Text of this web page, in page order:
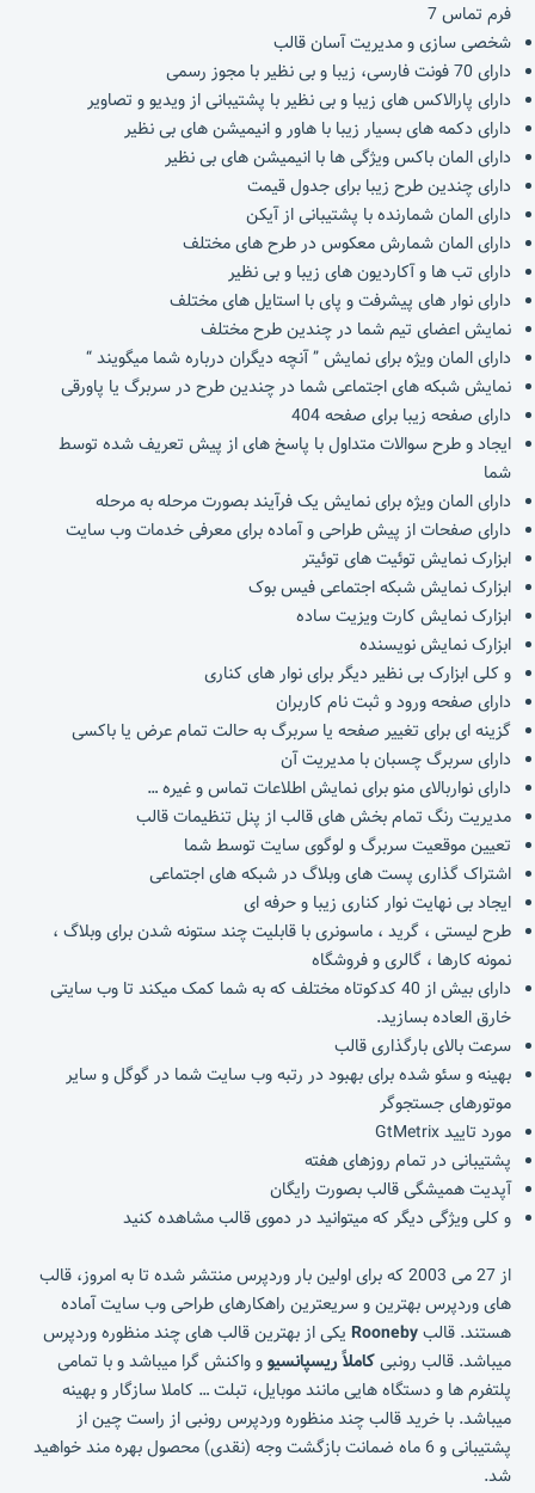
فرم تماس 7
شخصی سازی و مدیریت آسان قالب
دارای 70 فونت فارسی، زیبا و بی نظیر با مجوز رسمی
دارای پارالاکس های زیبا و بی نظیر با پشتیبانی از ویدیو و تصاویر
دارای دکمه های بسیار زیبا با هاور و انیمیشن های بی نظیر
دارای المان باکس ویژگی ها با انیمیشن های بی نظیر
دارای چندین طرح زیبا برای جدول قیمت
دارای المان شمارنده با پشتیبانی از آیکن
دارای المان شمارش معکوس در طرح های مختلف
دارای تب ها و آکاردیون های زیبا و بی نظیر
دارای نوار های پیشرفت و پای با استایل های مختلف
نمایش اعضای تیم شما در چندین طرح مختلف
دارای المان ویژه برای نمایش ” آنچه دیگران درباره شما میگویند “
نمایش شبکه های اجتماعی شما در چندین طرح در سربرگ یا پاورقی
دارای صفحه زیبا برای صفحه 404
ایجاد و طرح سوالات متداول با پاسخ های از پیش تعریف شده توسط
شما
دارای المان ویژه برای نمایش یک فرآیند بصورت مرحله به مرحله
دارای صفحات از پیش طراحی و آماده برای معرفی خدمات وب سایت
ابزارک نمایش توئیت های توئیتر
ابزارک نمایش شبکه اجتماعی فیس بوک
ابزارک نمایش کارت ویزیت ساده
ابزارک نمایش نویسنده
و کلی ابزارک بی نظیر دیگر برای نوار های کناری
دارای صفحه ورود و ثبت نام کاربران
گزینه ای برای تغییر صفحه یا سربرگ به حالت تمام عرض یا باکسی
دارای سربرگ چسبان با مدیریت آن
دارای نواربالای منو برای نمایش اطلاعات تماس و غیره …
مدیریت رنگ تمام بخش های قالب از پنل تنظیمات قالب
تعیین موقعیت سربرگ و لوگوی سایت توسط شما
اشتراک گذاری پست های وبلاگ در شبکه های اجتماعی
ایجاد بی نهایت نوار کناری زیبا و حرفه ای
طرح لیستی ، گرید ، ماسونری با قابلیت چند ستونه شدن برای وبلاگ ،
نمونه کارها ، گالری و فروشگاه
دارای بیش از 40 کدکوتاه مختلف که به شما کمک میکند تا وب سایتی
خارق العاده بسازید.
سرعت بالای بارگذاری قالب
بهینه و سئو شده برای بهبود در رتبه وب سایت شما در گوگل و سایر
موتورهای جستجوگر
مورد تایید GtMetrix
پشتیبانی در تمام روزهای هفته
آپدیت همیشگی قالب بصورت رایگان
و کلی ویژگی دیگر که میتوانید در دموی قالب مشاهده کنید
از 27 می 2003 که برای اولین بار وردپرس منتشر شده تا به امروز، قالب
های وردپرس بهترین و سریعترین راهکارهای طراحی وب سایت آماده
هستند. قالبRooneby یکی از بهترین قالب های چند منظوره وردپرس
میباشد. قالب رونبیکاملاً ریسپانسیوو واکنش گرا میباشد و با تمامی
پلتفرم ها و دستگاه هایی مانند موبایل، تبلت … کاملا سازگار و بهینه
میباشد. با خرید قالب چند منظوره وردپرس رونبی از راست چین از
پشتیبانی و 6 ماه ضمانت بازگشت وجه (نقدی) محصول بهره مند خواهید
شد.